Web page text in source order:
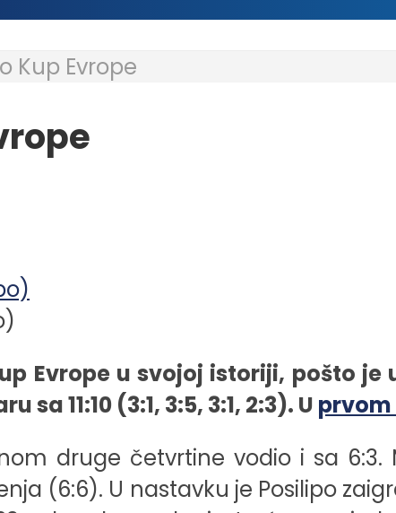
Kup Evrope
Evrope u svojoj istoriji, pošto
11:10 (3:1, 3:5, 3:1, 2:3). U
druge četvrtine vodio i sa
(6:6). U nastavku je Posilipo